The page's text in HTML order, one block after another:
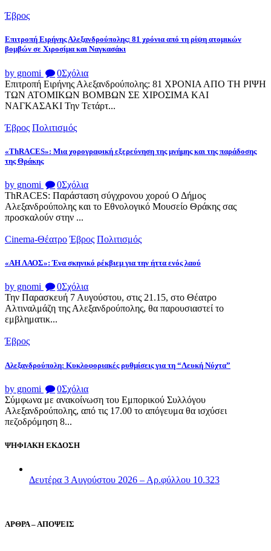
Έβρος
Επιτροπή Ειρήνης Αλεξανδρούπολης: 81 χρόνια από τη ρίψη ατομικών
βομβών σε Χιροσίμα και Ναγκασάκι
by gnomi 0Σχόλια
Επιτροπή Ειρήνης Αλεξανδρούπολης: 81 ΧΡΟΝΙΑ ΑΠΟ ΤΗ ΡΙΨΗ
ΤΩΝ ΑΤΟΜΙΚΩΝ ΒΟΜΒΩΝ ΣΕ ΧΙΡΟΣΙΜΑ ΚΑΙ
ΝΑΓΚΑΣΑΚΙ Την Τετάρτ...
Έβρος Πολιτισμός
«ThRACES»: Μια χορογραφική εξερεύνηση της μνήμης και της παράδοσης
της Θράκης
by gnomi 0Σχόλια
ThRACES: Παράσταση σύγχρονου χορού Ο Δήμος
Αλεξανδρούπολης και το Εθνολογικό Μουσείο Θράκης σας
προσκαλούν στην ...
Cinema-Θέατρο Έβρος Πολιτισμός
«ΑΗ ΛΑΟΣ»: Ένα σκηνικό ρέκβιεμ για την ήττα ενός λαού
by gnomi 0Σχόλια
Την Παρασκευή 7 Αυγούστου, στις 21.15, στο Θέατρο
Αλτιναλμάζη της Αλεξανδρούπολης, θα παρουσιαστεί το
εμβληματικ...
Έβρος
Αλεξανδρούπολη: Κυκλοφοριακές ρυθμίσεις για τη “Λευκή Νύχτα”
by gnomi 0Σχόλια
Σύμφωνα με ανακοίνωση του Εμπορικού Συλλόγου
Αλεξανδρούπολης, από τις 17.00 το απόγευμα θα ισχύσει
πεζοδρόμηση 8...
ΨΗΦΙΑΚΗ ΕΚΔΟΣΗ
Δευτέρα 3 Αυγούστου 2026 – Αρ.φύλλου 10.323
ΑΡΘΡΑ – ΑΠΟΨΕΙΣ